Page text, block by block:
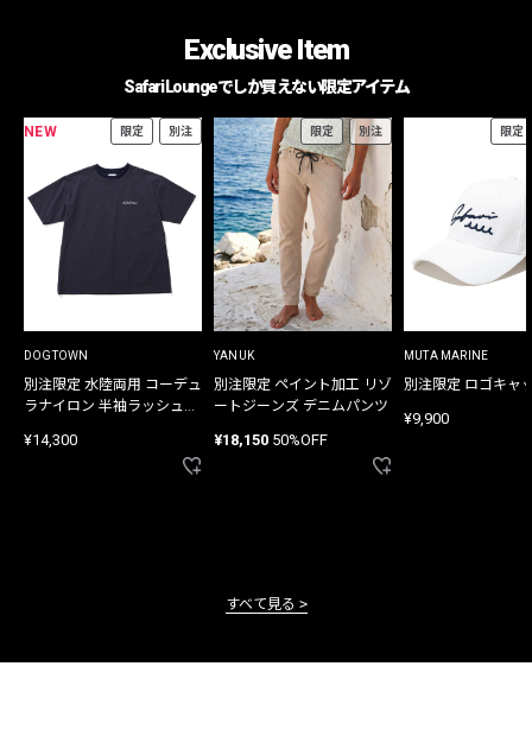
Exclusive Item
Safari Loungeでしか買えない限定アイテム
NEW 限定 別注
DOGTOWN
別注限定 水陸両用 コーデュ
ラナイロン 半袖ラッシュガ
¥14,300
限定 別注
YANUK
別注限定 ペイント加工 リゾ
ートジーンズ デニムパンツ
¥18,150 50%OFF
限定
MUTA MARINE
別注限定 ロゴキャ
¥9,900
すべて見る